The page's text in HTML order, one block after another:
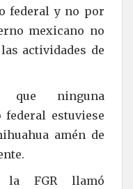
federal y no por
mexicano no
actividades de
que ninguna
federal estuviese
amén de
la FGR llamó